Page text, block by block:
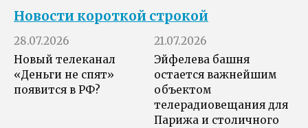
Новости короткой строкой
28.07.2026
Новый телеканал
«Деньги не спят»
появится в РФ?
21.07.2026
Эйфелева башня
остается важнейшим
объектом
телерадиовещания для
Парижа и столичного